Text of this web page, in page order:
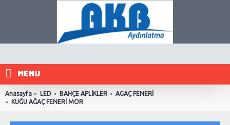
MENU
Anasayfa LED BAHÇE APLİKLER
AGAÇ FENERİ
KUĞU AĞAÇ FENERİ MOR